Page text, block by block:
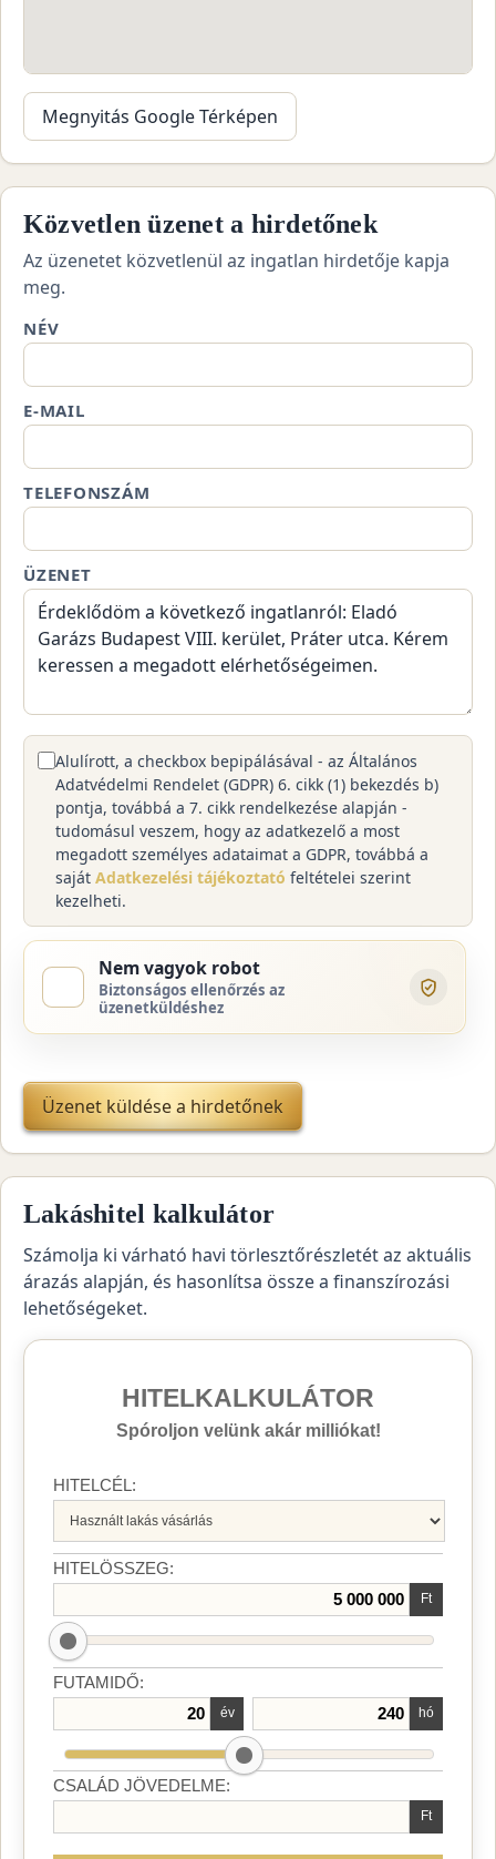
Megnyitás Google Térképen
Közvetlen üzenet a hirdetőnek
Az üzenetet közvetlenül az ingatlan hirdetője kapja
meg.
NÉV
E-MAIL
TELEFONSZÁM
ÜZENET
Alulírott, a checkbox bepipálásával - az Általános
Adatvédelmi Rendelet (GDPR) 6. cikk (1) bekezdés b)
pontja, továbbá a 7. cikk rendelkezése alapján -
tudomásul veszem, hogy az adatkezelő a most
megadott személyes adataimat a GDPR, továbbá a
saját Adatkezelési tájékoztató feltételei szerint
kezelheti.
Nem vagyok robot
Biztonságos ellenőrzés az
üzenetküldéshez
Üzenet küldése a hirdetőnek
Lakáshitel kalkulátor
Számolja ki várható havi törlesztőrészletét az aktuális
árazás alapján, és hasonlítsa össze a finanszírozási
lehetőségeket.